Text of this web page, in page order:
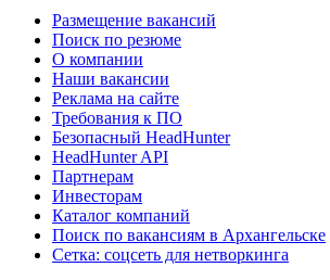
Размещение вакансий
Поиск по резюме
О компании
Наши вакансии
Реклама на сайте
Требования к ПО
Безопасный HeadHunter
HeadHunter API
Партнерам
Инвесторам
Каталог компаний
Поиск по вакансиям в Архангельске
Сетка: соцсеть для нетворкинга